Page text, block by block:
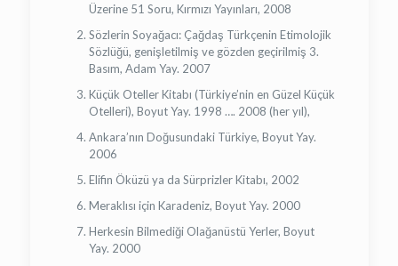
Üzerine 51 Soru, Kırmızı Yayınları, 2008
Sözlerin Soyağacı: Çağdaş Türkçenin Etimolojik
Sözlüğü, genişletilmiş ve gözden geçirilmiş 3.
Basım, Adam Yay. 2007
Küçük Oteller Kitabı (Türkiye’nin en Güzel Küçük
Otelleri), Boyut Yay. 1998 …. 2008 (her yıl),
Ankara’nın Doğusundaki Türkiye, Boyut Yay.
2006
Elifin Öküzü ya da Sürprizler Kitabı, 2002
Meraklısı için Karadeniz, Boyut Yay. 2000
Herkesin Bilmediği Olağanüstü Yerler, Boyut
Yay. 2000